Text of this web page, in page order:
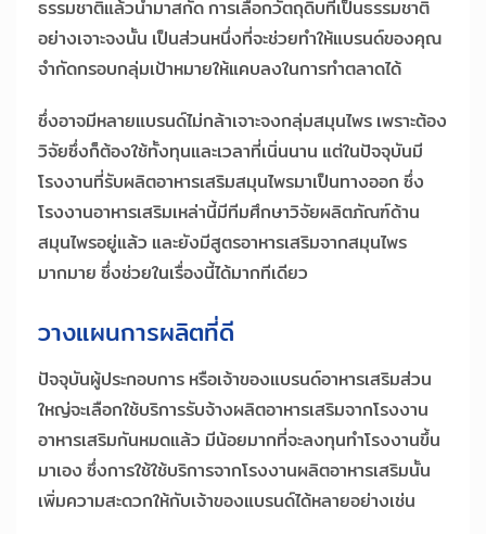
ธรรมชาติแล้วนำมาสกัด การเลือกวัตถุดิบที่เป็นธรรมชาติ
อย่างเจาะจงนั้น เป็นส่วนหนึ่งที่จะช่วยทำให้แบรนด์ของคุณ
จำกัดกรอบกลุ่มเป้าหมายให้แคบลงในการทำตลาดได้
ซึ่งอาจมีหลายแบรนด์ไม่กล้าเจาะจงกลุ่มสมุนไพร เพราะต้อง
วิจัยซึ่งก็ต้องใช้ทั้งทุนและเวลาที่เนิ่นนาน แต่ในปัจจุบันมี
โรงงานที่รับผลิตอาหารเสริมสมุนไพรมาเป็นทางออก ซึ่ง
โรงงานอาหารเสริมเหล่านี้มีทีมศึกษาวิจัยผลิตภัณฑ์ด้าน
สมุนไพรอยู่แล้ว และยังมีสูตรอาหารเสริมจากสมุนไพร
มากมาย ซึ่งช่วยในเรื่องนี้ได้มากทีเดียว
วางแผนการผลิตที่ดี
ปัจจุบันผู้ประกอบการ หรือเจ้าของแบรนด์อาหารเสริมส่วน
ใหญ่จะเลือกใช้บริการรับจ้างผลิตอาหารเสริมจากโรงงาน
อาหารเสริมกันหมดแล้ว มีน้อยมากที่จะลงทุนทำโรงงานขึ้น
มาเอง ซึ่งการใช้ใช้บริการจากโรงงานผลิตอาหารเสริมนั้น
เพิ่มความสะดวกให้กับเจ้าของแบรนด์ได้หลายอย่างเช่น